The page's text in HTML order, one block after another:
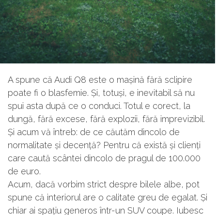
A spune că Audi Q8 este o mașină fără sclipire
poate fi o blasfemie. Și, totuși, e inevitabil să nu
spui asta după ce o conduci. Totul e corect, la
dungă, fără excese, fără explozii, fără imprevizibil.
Și acum vă întreb: de ce căutăm dincolo de
normalitate și decență? Pentru că există și clienți
care caută scântei dincolo de pragul de 100.000
de euro.
Acum, dacă vorbim strict despre bilele albe, pot
spune că interiorul are o calitate greu de egalat. Și
chiar ai spațiu generos într-un SUV coupe. Iubesc